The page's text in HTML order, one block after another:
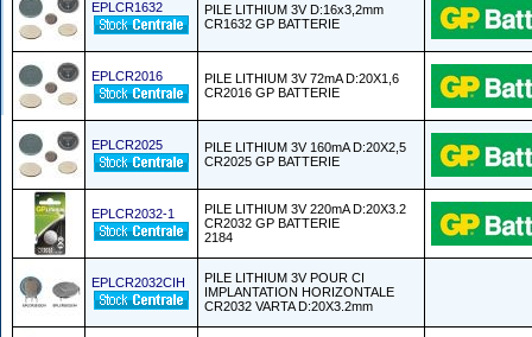
EPLCR1632
PILE LITHIUM 3V D:16x3,2mm
CR1632 GP BATTERIE
EPLCR2016
PILE LITHIUM 3V 72mA D:20X1,6
CR2016 GP BATTERIE
EPLCR2025
PILE LITHIUM 3V 160mA D:20X2,5
CR2025 GP BATTERIE
EPLCR2032-1
PILE LITHIUM 3V 220mA D:20X3.2
CR2032 GP BATTERIE
2184
EPLCR2032CIH
PILE LITHIUM 3V POUR CI
IMPLANTATION HORIZONTALE
CR2032 VARTA D:20X3.2mm